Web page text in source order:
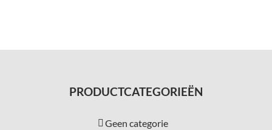
PRODUCTCATEGORIEËN
Geen categorie